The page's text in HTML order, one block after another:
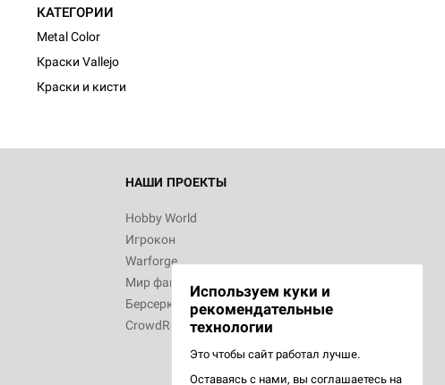
КАТЕГОРИИ
Metal Color
Краски Vallejo
Краски и кисти
НАШИ ПРОЕКТЫ
Hobby World
Игрокон
Warforge
Мир фантастики
Берсерк
CrowdRepublic
Используем куки и
рекомендательные
технологии
Это чтобы сайт работал лучше.
Оставаясь с нами, вы соглашаетесь на